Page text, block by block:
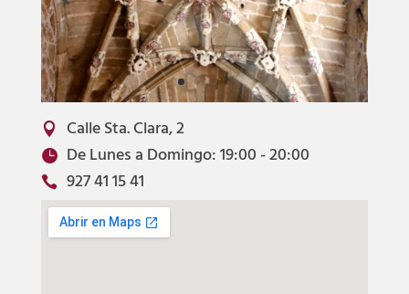
 Calle Sta. Clara, 2
 De Lunes a Domingo: 19:00 - 20:00
 927 41 15 41